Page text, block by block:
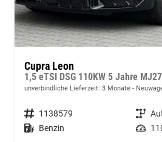
Cupra Leon
1,5 eTSI DSG 110KW 5 Jahre MJ27
unverbindliche Lieferzeit: 3 Monate
Fahrzeugnummer 1138579 Getriebe
Kraftstoff Benzin Leistung